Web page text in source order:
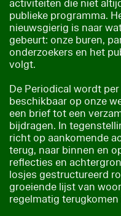
activiteiten die niet
publieke programma.
nieuwsgierig is naar
gebeurt: onze buren,
onderzoekers en het
volgt.
De Periodical wordt
beschikbaar op onze
een brief tot een
bijdragen. In
richt op aankomende
terug, naar binnen en
reflecties en
losjes gestructureerd
groeiende lijst van
regelmatig